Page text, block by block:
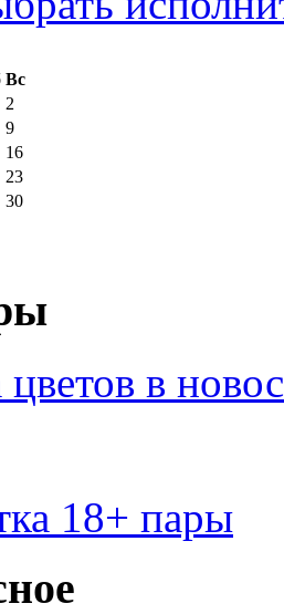
Вс
2
9
16
23
30
цветов в
18+ пары